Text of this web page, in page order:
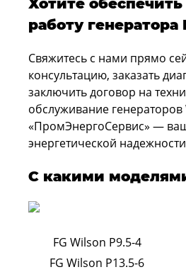
Хотите
работу генератора
Свяжитесь с нами прямо
консультацию, заказать
заключить договор на
обслуживание генераторов
«ПромЭнергоСервис» —
энергетической
С какими
FG Wilson P9.5-4
FG Wilson P13.5-6